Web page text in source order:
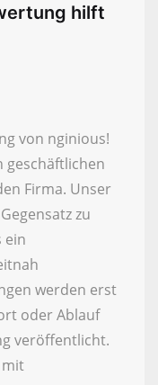
hilft
von nginious!
geschäftlichen
Firma. Unser
zu
ein
werden erst
oder Ablauf
veröffentlicht.
mit